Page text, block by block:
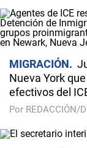
MIGRACIÓN
Nueva York
efectivos del
Por REDACCIÓN/